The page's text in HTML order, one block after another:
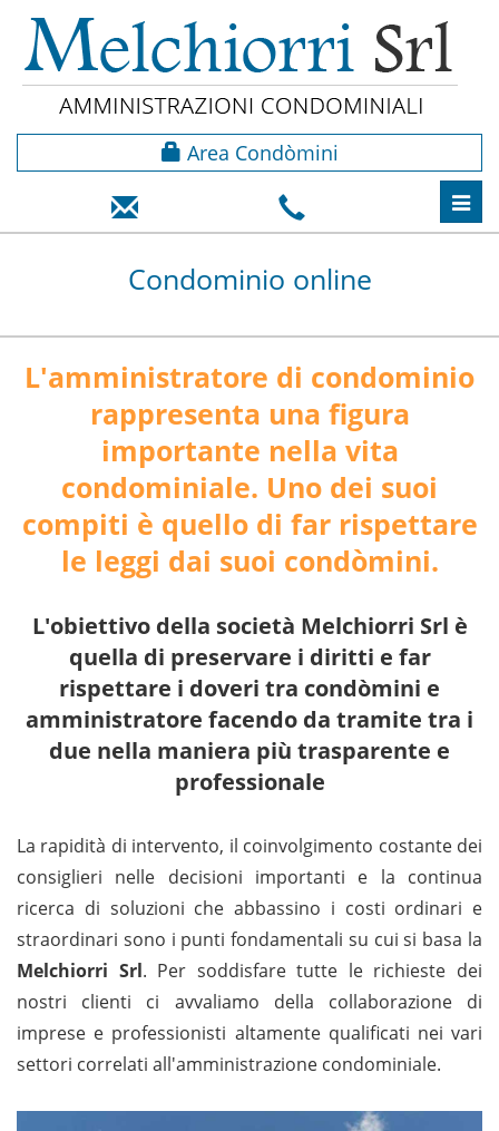
Area Condòmini
Condominio online
L'amministratore di condominio
rappresenta una figura
importante nella vita
condominiale. Uno dei suoi
compiti è quello di far rispettare
le leggi dai suoi condòmini.
L'obiettivo della società Melchiorri Srl è
quella di preservare i diritti e far
rispettare i doveri tra condòmini e
amministratore facendo da tramite tra i
due nella maniera più trasparente e
professionale
La rapidità di intervento, il coinvolgimento costante dei
consiglieri nelle decisioni importanti e la continua
ricerca di soluzioni che abbassino i costi ordinari e
straordinari sono i punti fondamentali su cui si basa la
Melchiorri Srl. Per soddisfare tutte le richieste dei
nostri clienti ci avvaliamo della collaborazione di
imprese e professionisti altamente qualificati nei vari
settori correlati all'amministrazione condominiale.